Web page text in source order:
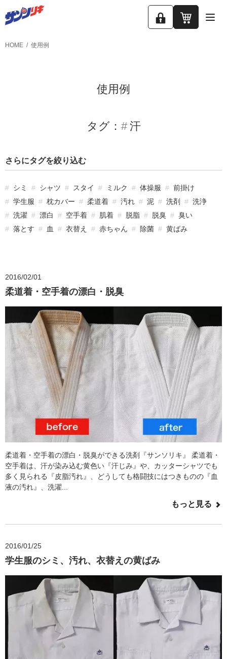
ロ
カ
HOME 使用例
使用例
タグ： 汗
さらにタグを絞り込む
シミ シャツ スタイ ミルク 体操服
前掛け
学生服
枕カバー 柔道着 汚れ 泥 洗剤
洗浄
洗濯
漂白 空手着 肌着 脱脂 脱臭
臭い
落とす
血 衣替え 赤ちゃん 除菌 黄ばみ
2016/02/01
柔道着・空手着の漂白・脱臭
柔道着・空手着の漂白・脱臭ができる洗剤『サンソリキ』 柔道着・
空手着は、汗が染み込む黄色い『汗じみ』や、カッターシャツでも
多く見られる『皮脂汚れ』、どうしても格闘技にはつきものの『血
液の汚れ』、洗濯...
もっと見る
2016/01/25
学生服のシミ、汚れ、衣替えの黄ばみ